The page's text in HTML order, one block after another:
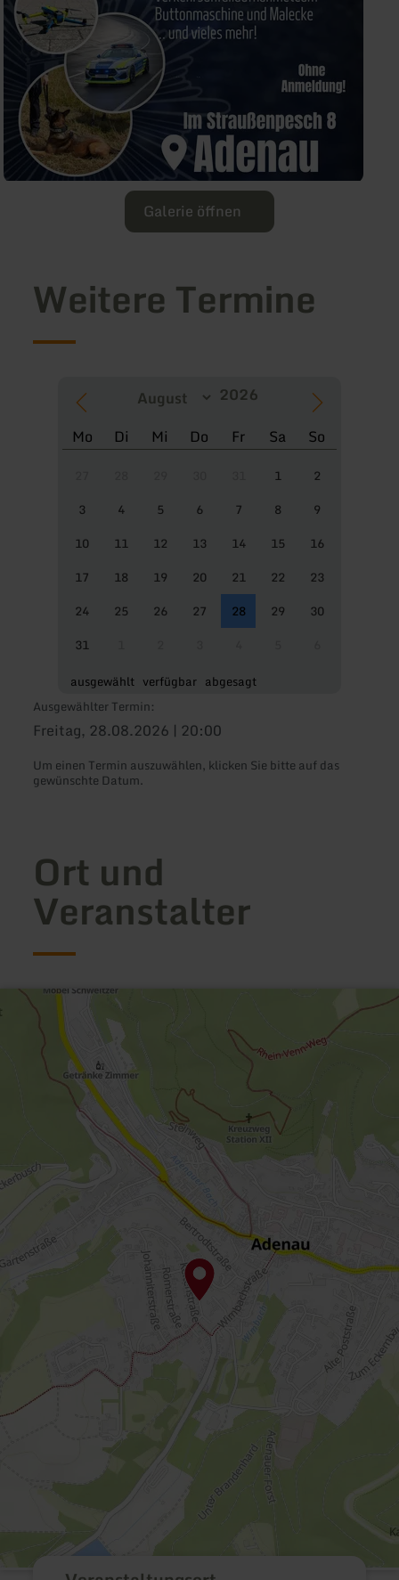
Galerie öffnen
Weitere Termine
Mo Di Mi Do Fr Sa So
1
2
3
4 5 6 7 8
9
10
11 12 13 14 15
16
17
18 19 20 21 22
23
24
25 26 27 28 29
30
31
ausgewählt verfügbar abgesagt
Ausgewählter Termin:
Freitag, 28.08.2026 | 20:00
Um einen Termin auszuwählen, klicken Sie bitte auf das
gewünschte Datum.
Ort und
Veranstalter